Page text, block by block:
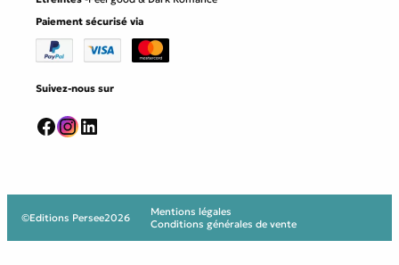
Paiement sécurisé via
Suivez-nous sur
Facebook
Instagram
LinkedIn
©Editions Persee2026
Mentions légales
Conditions générales de vente